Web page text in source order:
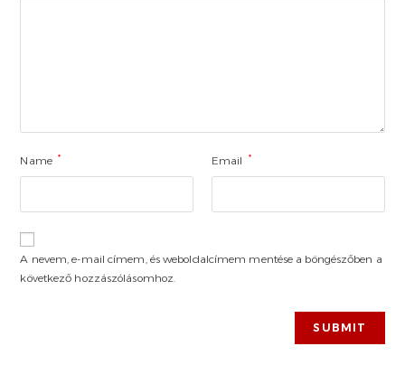
Name * Email *
A nevem, e-mail címem, és weboldalcímem mentése a böngészőben a
következő hozzászólásomhoz.